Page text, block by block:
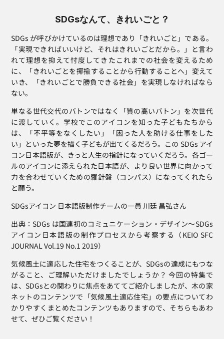
SDGsなんて、きれいごと？
SDGs が呼びかけているのは理想であり「きれいごと」である。
「実現できればいいけど、それはきれいごとだから。」と言わ
れて理想を抑えて忖度してきたこれまでの社会を変えるため
に、「きれいごとを揶揄することから行動することへ」変えて
いき、「きれいごとで勝負できる社会」を実現しなければなら
ない。
単なる世代交代のバトンではなく「質の高いバトン」を次世代
に渡していく。学校でこのアイコンを知った子どもたちから
は、「不平等をなくしたい」「困った人を助ける仕事をした
い」といった夢を描く子どもが出てくるだろう。この SDGs アイ
コン日本語版が、きっと人生の指針になっていくだろう。各ゴー
ルのアイコンに添えられた日本語が、より良い世界に向かって
力を合わせていくための羅針盤（コンパス）になってくれたら
と願う。
SDGsアイコン 日本語版制作チームの一員 川廷 昌弘さん
出典：SDGs は国連初のコミュニケーション・デザイン〜SDGs
アイコン日本語版の制作プロセスから考察する（KEIO SFC
JOURNAL Vol.19 No.1 2019）
気候風土に適応した住宅をつくることが、SDGsの達成にもつな
がること、ご理解いただけましたでしょうか？ 今回の特集で
は、SDGsとの関わりに焦点をあててご紹介しましたが、木の家
ネットのコンテンツで「気候風土適応住宅」の要点についてわ
かりやすくまとめたコンテンツもありますので、そちらもあわ
せて、ぜひご覧ください！